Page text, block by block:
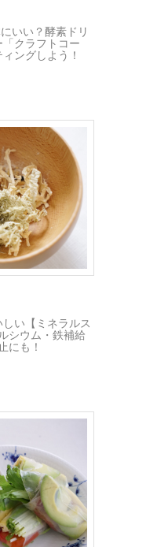
いい？酵素ドリ
クラフトコー
ングしよう！
い【ミネラルス
シウム・鉄補給
にも！